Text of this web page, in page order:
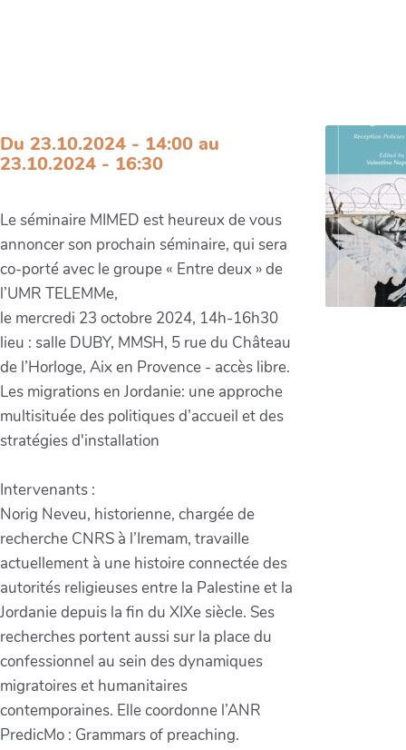
Du 23.10.2024 - 14:00 au
23.10.2024 - 16:30
Le séminaire MIMED est heureux de vous
annoncer son prochain séminaire, qui sera
co-porté avec le groupe « Entre deux » de
l’UMR TELEMMe,
le mercredi 23 octobre 2024, 14h-16h30
lieu : salle DUBY, MMSH, 5 rue du Château
de l’Horloge, Aix en Provence - accès libre.
Les migrations en Jordanie: une approche
multisituée des politiques d’accueil et des
stratégies d'installation
Intervenants :
Norig Neveu, historienne, chargée de
recherche CNRS à l’Iremam, travaille
actuellement à une histoire connectée des
autorités religieuses entre la Palestine et la
Jordanie depuis la fin du XIXe siècle. Ses
recherches portent aussi sur la place du
confessionnel au sein des dynamiques
migratoires et humanitaires
contemporaines. Elle coordonne l’ANR
PredicMo : Grammars of preaching.